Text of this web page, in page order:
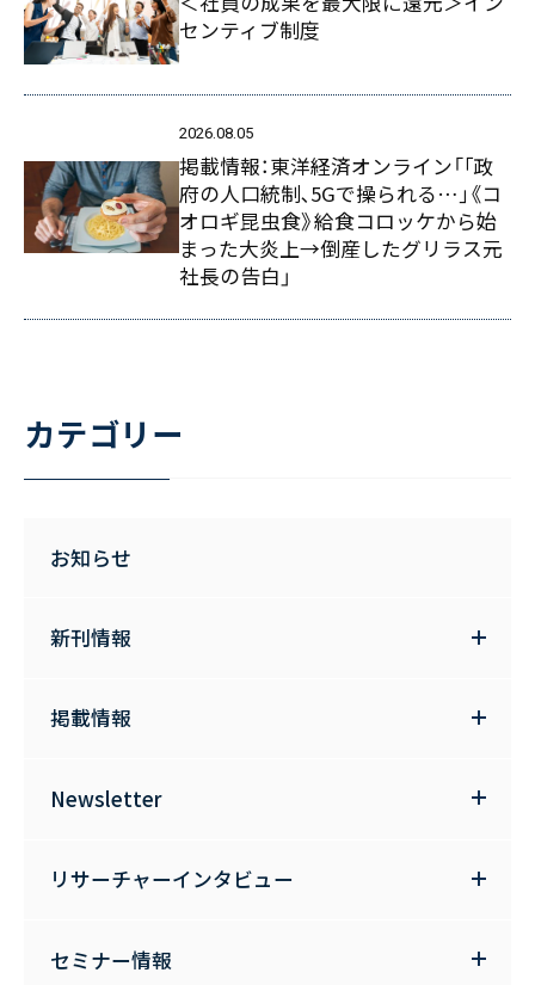
センティブ制度
2026.08.05
掲載情報：東洋経済オンライン「｢政
府の人口統制､5Gで操られる…｣《コ
オロギ昆虫食》給食コロッケから始
まった大炎上→倒産したグリラス元
社長の告白」
カテゴリー
お知らせ
新刊情報
掲載情報
Newsletter
リサーチャーインタビュー
セミナー情報